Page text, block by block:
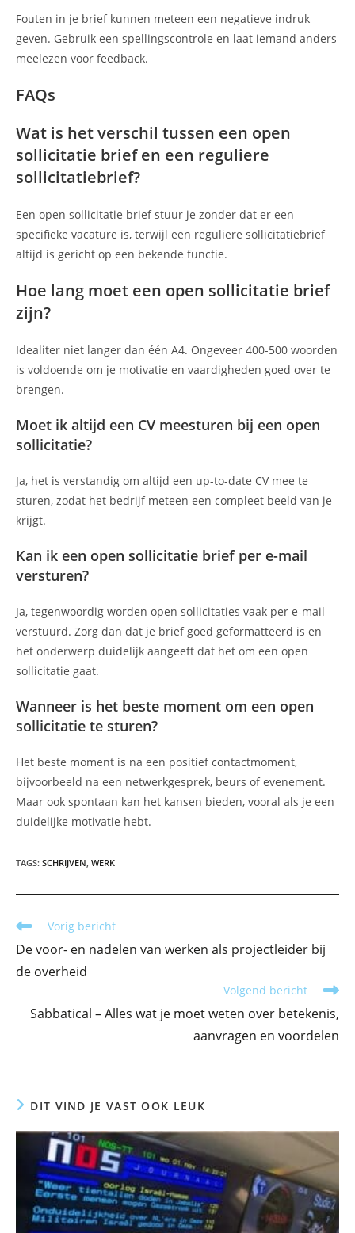
Fouten in je brief kunnen meteen een negatieve indruk
geven. Gebruik een spellingscontrole en laat iemand anders
meelezen voor feedback.
FAQs
Wat is het verschil tussen een open
sollicitatie brief en een reguliere
sollicitatiebrief?
Een open sollicitatie brief stuur je zonder dat er een
specifieke vacature is, terwijl een reguliere sollicitatiebrief
altijd is gericht op een bekende functie.
Hoe lang moet een open sollicitatie brief
zijn?
Idealiter niet langer dan één A4. Ongeveer 400-500 woorden
is voldoende om je motivatie en vaardigheden goed over te
brengen.
Moet ik altijd een CV meesturen bij een open
sollicitatie?
Ja, het is verstandig om altijd een up-to-date CV mee te
sturen, zodat het bedrijf meteen een compleet beeld van je
krijgt.
Kan ik een open sollicitatie brief per e-mail
versturen?
Ja, tegenwoordig worden open sollicitaties vaak per e-mail
verstuurd. Zorg dan dat je brief goed geformatteerd is en
het onderwerp duidelijk aangeeft dat het om een open
sollicitatie gaat.
Wanneer is het beste moment om een open
sollicitatie te sturen?
Het beste moment is na een positief contactmoment,
bijvoorbeeld na een netwerkgesprek, beurs of evenement.
Maar ook spontaan kan het kansen bieden, vooral als je een
duidelijke motivatie hebt.
TAGS: SCHRIJVEN WERK
Lees
artikelen
Vorig bericht
De voor- en nadelen van werken als projectleider bij
de overheid
Volgend bericht
Sabbatical – Alles wat je moet weten over betekenis,
aanvragen en voordelen
DIT VIND JE VAST OOK LEUK